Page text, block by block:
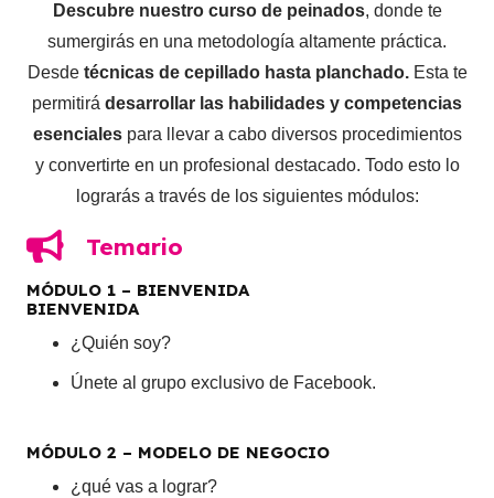
Descubre nuestro curso de peinados, donde te
sumergirás en una metodología altamente práctica.
Desde técnicas de cepillado hasta planchado.Esta te
permitirá desarrollar las habilidades y competencias
esencialespara llevar a cabo diversos procedimientos
y convertirte en un profesional destacado. Todo esto lo
lograrás a través de los siguientes módulos:
Temario
MÓDULO 1 – BIENVENIDA
BIENVENIDA
¿Quién soy?
Únete al grupo exclusivo de Facebook.
MÓDULO 2 – MODELO DE NEGOCIO
¿qué vas a lograr?